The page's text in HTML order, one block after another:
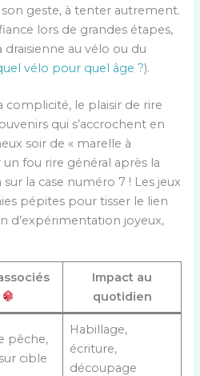
geste, à tenter autrement.
lors de grandes étapes,
au vélo ou du
vélo pour quel âge ?).
complicité, le plaisir de rire
qui s’accrochent en
soir de « marelle à
un fou rire général après la
la case numéro 7 ! Les jeux
pépites pour tisser le lien
d’expérimentation joyeux,
Impact au
quotidien
pêche,
cible
Habillage,
écriture,
découpage